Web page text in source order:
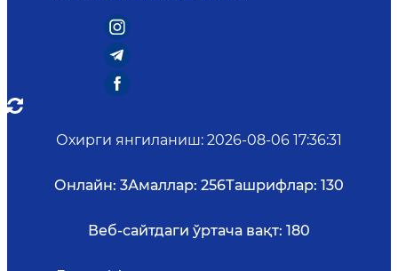
Охирги янгиланиш: 2026-08-06 17:36:31
Онлайн: 3Амаллар: 256Ташрифлар: 130
Веб-сайтдаги ўртача вақт: 180